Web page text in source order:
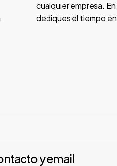
cualquier empresa.
dediques el tiempo
y email